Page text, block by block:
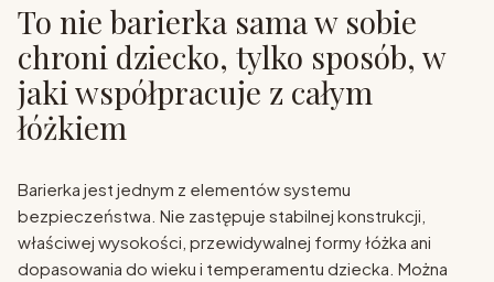
To nie barierka sama w sobie
chroni dziecko, tylko sposób, w
jaki współpracuje z całym
łóżkiem
Barierka jest jednym z elementów systemu
bezpieczeństwa. Nie zastępuje stabilnej konstrukcji,
właściwej wysokości, przewidywalnej formy łóżka ani
dopasowania do wieku i temperamentu dziecka. Można